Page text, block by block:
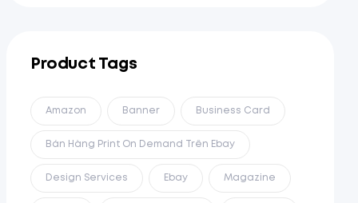
Product Tags
Amazon Banner Business Card
Bán Hàng Print On Demand Trên Ebay
Design Services Ebay Magazine